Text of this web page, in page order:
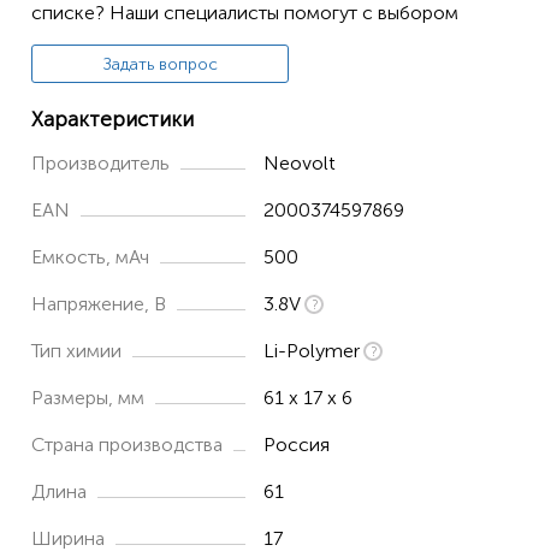
списке? Наши специалисты помогут с выбором
Задать вопрос
Характеристики
Производитель Neovolt
EAN 2000374597869
Емкость, мАч 500
Напряжение, В 3.8V
Тип химии Li-Polymer
Размеры, мм 61 x 17 x 6
Страна производства Россия
Длина 61
Ширина 17